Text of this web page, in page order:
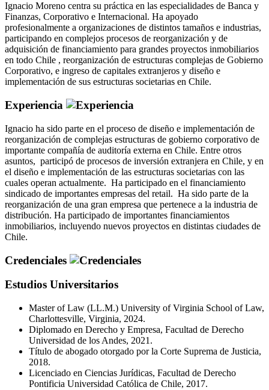
Ignacio Moreno centra su práctica en las especialidades de Banca y
Finanzas, Corporativo e Internacional. Ha apoyado
profesionalmente a organizaciones de distintos tamaños e industrias,
participando en complejos procesos de reorganización y de
adquisición de financiamiento para grandes proyectos inmobiliarios
en todo Chile , reorganización de estructuras complejas de Gobierno
Corporativo, e ingreso de capitales extranjeros y diseño e
implementación de sus estructuras societarias en Chile.
Experiencia
Ignacio ha sido parte en el proceso de diseño e implementación de
reorganización de complejas estructuras de gobierno corporativo de
importante compañía de auditoría externa en Chile. Entre otros
asuntos, participó de procesos de inversión extranjera en Chile, y en
el diseño e implementación de las estructuras societarias con las
cuales operan actualmente. Ha participado en el financiamiento
sindicado de importantes empresas del retail. Ha sido parte de la
reorganización de una gran empresa que pertenece a la industria de
distribución. Ha participado de importantes financiamientos
inmobiliarios, incluyendo nuevos proyectos en distintas ciudades de
Chile.
Credenciales
Estudios Universitarios
Master of Law (LL.M.) University of Virginia School of Law,
Charlottesville, Virginia, 2024.
Diplomado en Derecho y Empresa, Facultad de Derecho
Universidad de los Andes, 2021.
Título de abogado otorgado por la Corte Suprema de Justicia,
2018.
Licenciado en Ciencias Jurídicas, Facultad de Derecho
Pontificia Universidad Católica de Chile, 2017.